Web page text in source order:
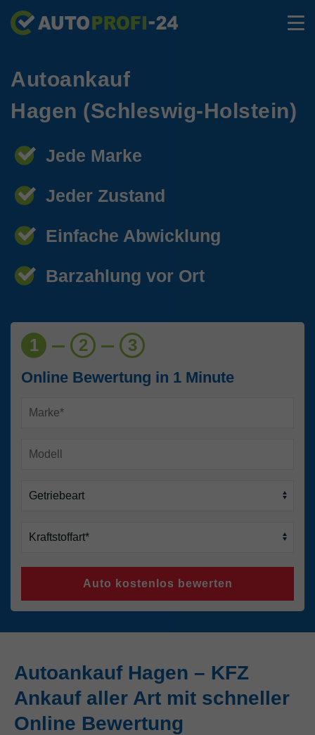
Autoankauf
Hagen (Schleswig-Holstein)
Jede Marke
Jeder Zustand
Einfache Abwicklung
Barzahlung vor Ort
1 2 3
Online Bewertung in 1 Minute
Auto kostenlos bewerten
Autoankauf Hagen – KFZ
Ankauf aller Art mit schneller
Online Bewertung